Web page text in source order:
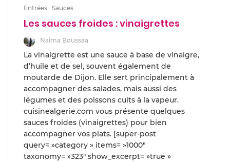
Entrées Sauces
Les sauces froides : vinaigrettes
Naima Boussaa
La vinaigrette est une sauce à base de vinaigre,
d’huile et de sel, souvent également de
moutarde de Dijon. Elle sert principalement à
accompagner des salades, mais aussi des
légumes et des poissons cuits à la vapeur.
cuisinealgerie.com vous présente quelques
sauces froides (vinaigrettes) pour bien
accompagner vos plats. [super-post
query= »category » items= »1000″
taxonomy= »323″ show_excerpt= »true »